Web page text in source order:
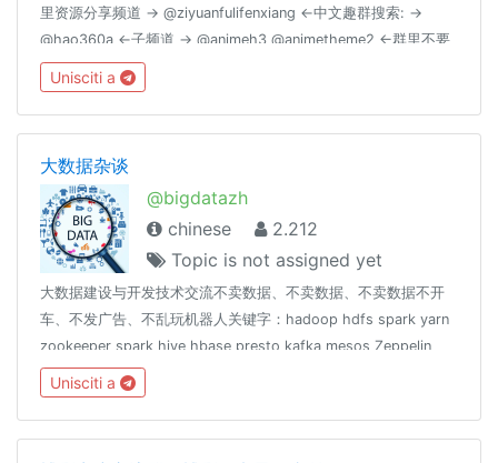
里资源分享频道 → @ziyuanfulifenxiang ←中文趣群搜索: →
@hao360a ←子频道 → @animeh3 @animetheme2 ←群里不要
发政治言论哦,此为技术交流群（做新时代青年,社会主义接班人，
德治体美劳全面发展）#Groupregulation 群里不要发有关黄赌毒
的东西点击下载简体中文语言包~：
Unisciti a
大数据杂谈
@bigdatazh
chinese
2.212
Topic is not assigned yet
大数据建设与开发技术交流不卖数据、不卖数据、不卖数据不开
车、不发广告、不乱玩机器人关键字：hadoop hdfs spark yarn
zookeeper spark hive hbase presto kafka mesos Zeppelin
scala java python r 数仓 数据仓库如有误ban，可联系
@cxzQOTP @iseki_w友情联盟： @coderzh
Unisciti a